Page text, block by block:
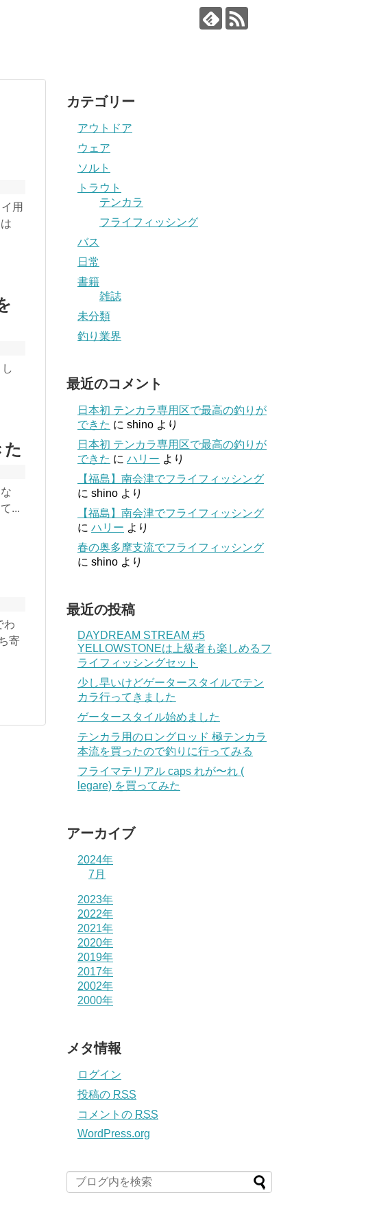
用
...
わ
寄
カテゴリー
アウトドア
ウェア
ソルト
トラウト
テンカラ
フライフィッシング
バス
日常
書籍
雑誌
未分類
釣り業界
最近のコメント
日本初 テンカラ専用区で最高の釣りが
できた に shino より
日本初 テンカラ専用区で最高の釣りが
できた に ハリー より
【福島】南会津でフライフィッシング
に shino より
【福島】南会津でフライフィッシング
に ハリー より
春の奥多摩支流でフライフィッシング
に shino より
最近の投稿
DAYDREAM STREAM #5
YELLOWSTONEは上級者も楽しめるフ
ライフィッシングセット
少し早いけどゲータースタイルでテン
カラ行ってきました
ゲータースタイル始めました
テンカラ用のロングロッド 極テンカラ
本流を買ったので釣りに行ってみる
フライマテリアル caps れが〜れ (
legare) を買ってみた
アーカイブ
2024年
7月
2023年
2022年
2021年
2020年
2019年
2017年
2002年
2000年
メタ情報
ログイン
投稿の RSS
コメントの RSS
WordPress.org